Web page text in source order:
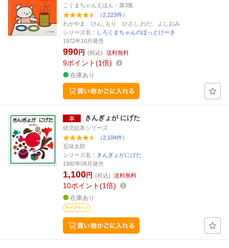
こぐまちゃんえほん・第3集
（2,223件）
わかやま けん, もり ひさし,わだ よしおみ
シリーズ名： しろくまちゃんのほっとけーき
1972年10月発売
990円 (税込) 送料無料
9ポイント 1倍
在庫あり
きんぎょが にげた
幼児絵本シリーズ
（2,104件）
五味太郎
シリーズ名： きんぎょがにげた
1982年08月発売
1,100円 (税込) 送料無料
10ポイント 1倍
在庫あり